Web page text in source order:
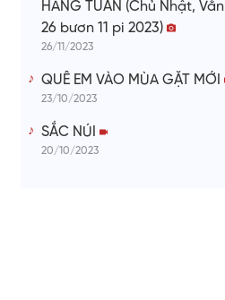
HANG TUẦN (Chủ Nhật, Vằn
26 bươn 11 pi 2023)
26/11/2023
QUÊ EM VÀO MÙA GẶT MỚI
23/10/2023
SẮC NÚI
20/10/2023